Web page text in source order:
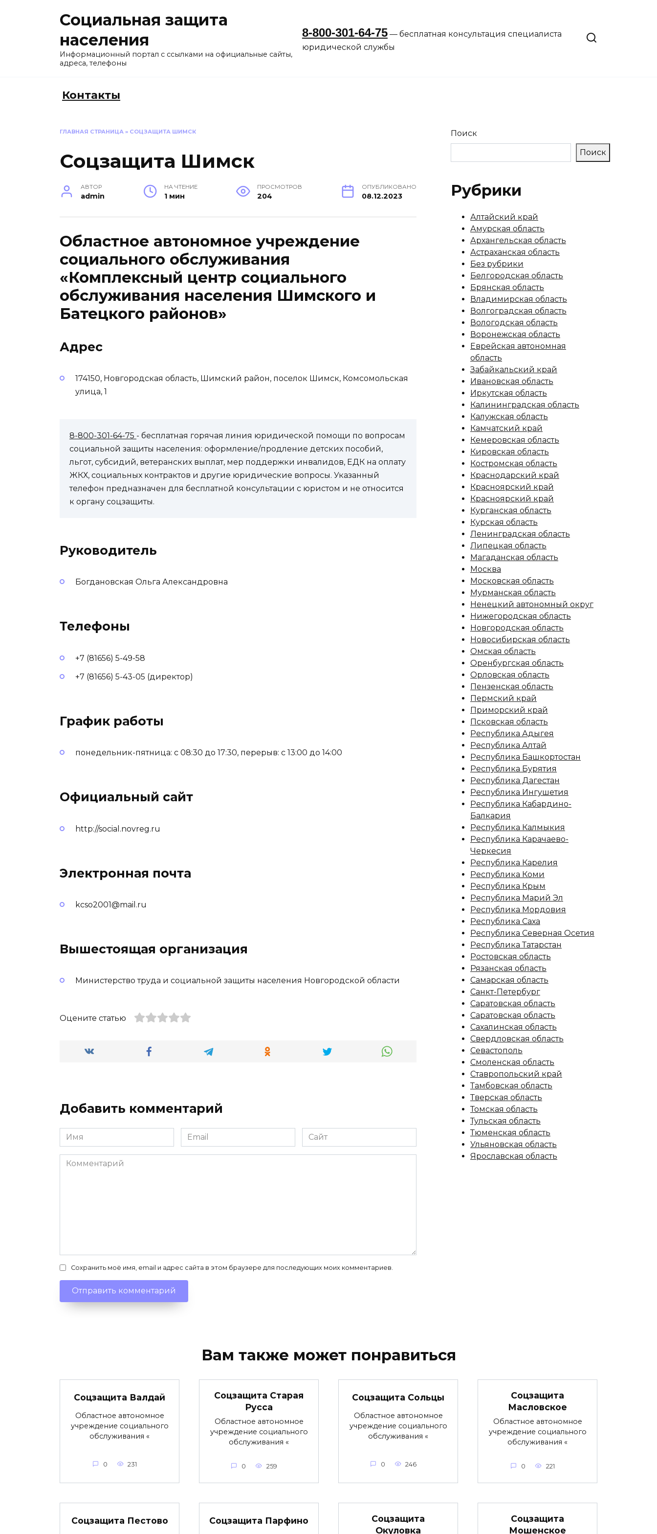
Социальная защита
населения
Информационный портал с ссылками на официальные сайты,
адреса, телефоны
8-800-301-64-75— бесплатная консультация специалиста
юридической службы
Контакты
ГЛАВНАЯ СТРАНИЦА » СОЦЗАЩИТА ШИМСК
Соцзащита Шимск
АВТОР
admin
НА ЧТЕНИЕ
1 мин
ПРОСМОТРОВ
204
ОПУБЛИКОВАНО
08.12.2023
Областное автономное учреждение
социального обслуживания
«Комплексный центр социального
обслуживания населения Шимского и
Батецкого районов»
Адрес
174150, Новгородская область, Шимский район, поселок Шимск, Комсомольская
улица, 1
8-800-301-64-75 - бесплатная горячая линия юридической помощи по вопросам
социальной защиты населения: оформление/продление детских пособий,
льгот, субсидий, ветеранских выплат, мер поддержки инвалидов, ЕДК на оплату
ЖКХ, социальных контрактов и другие юридические вопросы. Указанный
телефон предназначен для бесплатной консультации с юристом и не относится
к органу соцзащиты.
Руководитель
Богдановская Ольга Александровна
Телефоны
+7 (81656) 5-49-58
+7 (81656) 5-43-05 (директор)
График работы
понедельник-пятница: с 08:30 до 17:30, перерыв: с 13:00 до 14:00
Официальный сайт
http://social.novreg.ru
Электронная почта
kcso2001@mail.ru
Вышестоящая организация
Министерство труда и социальной защиты населения Новгородской области
Оцените статью
Добавить комментарий
Имя
*
Email
*
Сайт
Комментарий
Сохранить моё имя, email и адрес сайта в этом браузере для последующих моих комментариев.
Поиск
Поиск
Рубрики
Алтайский край
Амурская область
Архангельская область
Астраханская область
Без рубрики
Белгородская область
Брянская область
Владимирская область
Волгоградская область
Вологодская область
Воронежская область
Еврейская автономная
область
Забайкальский край
Ивановская область
Иркутская область
Калининградская область
Калужская область
Камчатский край
Кемеровская область
Кировская область
Костромская область
Краснодарский край
Красноярский край
Красноярский край
Курганская область
Курская область
Ленинградская область
Липецкая область
Магаданская область
Москва
Московская область
Мурманская область
Ненецкий автономный округ
Нижегородская область
Новгородская область
Новосибирская область
Омская область
Оренбургская область
Орловская область
Пензенская область
Пермский край
Приморский край
Псковская область
Республика Адыгея
Республика Алтай
Республика Башкортостан
Республика Бурятия
Республика Дагестан
Республика Ингушетия
Республика Кабардино-
Балкария
Республика Калмыкия
Республика Карачаево-
Черкесия
Республика Карелия
Республика Коми
Республика Крым
Республика Марий Эл
Республика Мордовия
Республика Саха
Республика Северная Осетия
Республика Татарстан
Ростовская область
Рязанская область
Самарская область
Санкт-Петербург
Саратовская область
Саратовская область
Сахалинская область
Свердловская область
Севастополь
Смоленская область
Ставропольский край
Тамбовская область
Тверская область
Томская область
Тульская область
Тюменская область
Ульяновская область
Ярославская область
Вам также может понравиться
Соцзащита Валдай
Областное автономное
учреждение социального
обслуживания «
0 231
Соцзащита Старая
Русса
Областное автономное
учреждение социального
обслуживания «
0 259
Соцзащита Сольцы
Областное автономное
учреждение социального
обслуживания «
0 246
Соцзащита
Масловское
Областное автономное
учреждение социального
обслуживания «
0 221
Соцзащита Пестово Соцзащита Парфино
Соцзащита
Окуловка
Соцзащита
Мошенское